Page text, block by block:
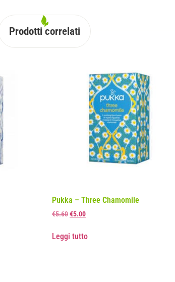
Prodotti correlati
Pukka – Three Chamomile
€5.60€5.00
Leggi tutto